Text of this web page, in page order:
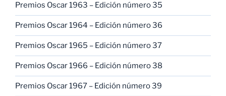
Premios Oscar 1963 – Edición número 35
Premios Oscar 1964 – Edición número 36
Premios Oscar 1965 – Edición número 37
Premios Oscar 1966 – Edición número 38
Premios Oscar 1967 – Edición número 39